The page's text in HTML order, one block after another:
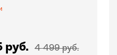
руб. 4 499 руб.